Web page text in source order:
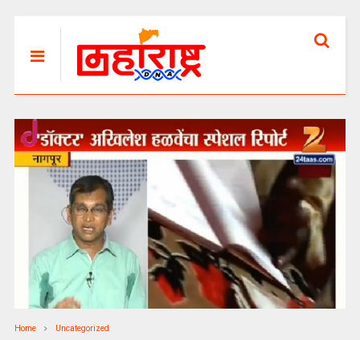
Home Uncategorized